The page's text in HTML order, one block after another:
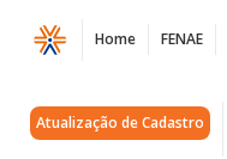
Página
Arquivos
PLP
Home FENAE
Atualização de Cadastro